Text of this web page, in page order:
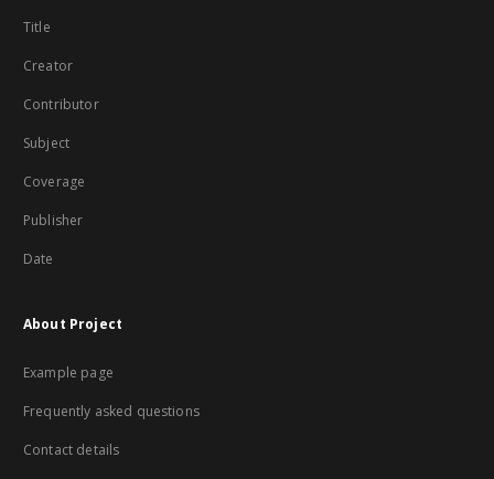
Title
Creator
Contributor
Subject
Coverage
Publisher
Date
About Project
Example page
Frequently asked questions
Contact details